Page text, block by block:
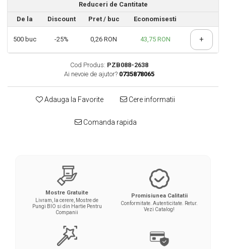
Reduceri de Cantitate
De la
Discount Pret / buc Economisesti
500buc -25% 0,26 RON 43,75 RON +
Cod Produs: PZB088-2638
Ai nevoie de ajutor? 0735878065
Adauga la Favorite Cere informatii
Comanda rapida
Mostre Gratuite
Livram, la cerere, Mostre de
Pungi BIO si din Hartie Pentru
Companii
Promisiunea Calitatii
Conformitate. Autenticitate. Retur.
Vezi Catalog!